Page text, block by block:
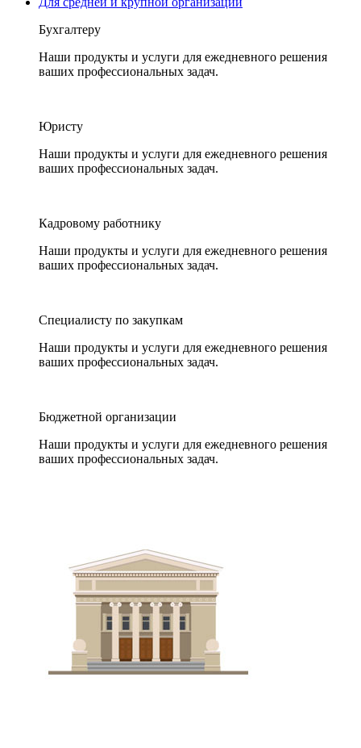
Бухгалтеру
Наши продукты и услуги для ежедневного решения
ваших профессиональных задач.
Юристу
Наши продукты и услуги для ежедневного решения
ваших профессиональных задач.
Кадровому работнику
Наши продукты и услуги для ежедневного решения
ваших профессиональных задач.
Специалисту по закупкам
Наши продукты и услуги для ежедневного решения
ваших профессиональных задач.
Бюджетной организации
Наши продукты и услуги для ежедневного решения
ваших профессиональных задач.